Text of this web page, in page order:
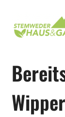
springen